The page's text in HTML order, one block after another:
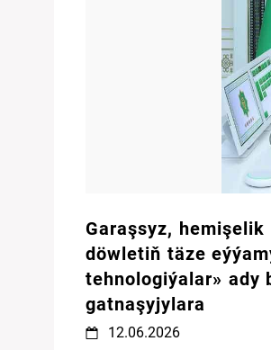
Garaşsyz,
döwletiň täze
tehnologiýalar» ady
gatnaşyjylara
12.06.2026